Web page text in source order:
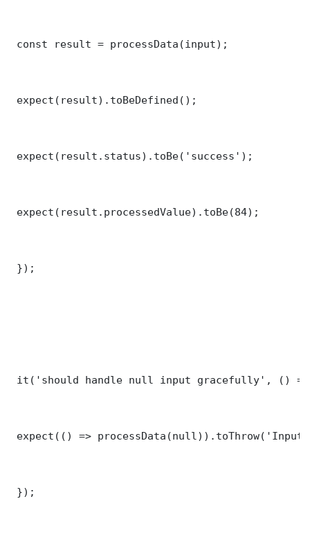
const result = processData(input);
expect(result).toBeDefined();
expect(result.status).toBe('success');
expect(result.processedValue).toBe(84);
});
it('should handle null input gracefully', ()
expect(() =>
});